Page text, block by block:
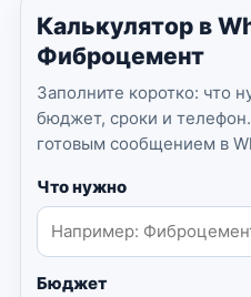
Калькулятор в
Фиброцемент
Заполните коротко: что
бюджет, сроки и
готовым сообщением в
Что нужно
Бюджет